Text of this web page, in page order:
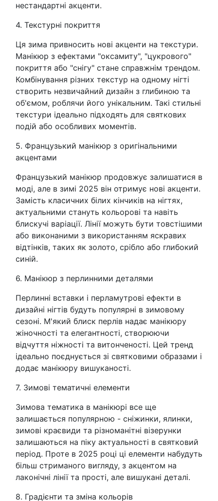
нестандартні акценти.
4. Текстурні покриття
Ця зима привносить нові акценти на текстури.
Манікюр з ефектами "оксамиту", "цукрового"
покриття або "снігу" стане справжнім трендом.
Комбінування різних текстур на одному нігті
створить незвичайний дизайн з глибиною та
об'ємом, роблячи його унікальним. Такі стильні
текстури ідеально підходять для святкових
подій або особливих моментів.
5. Французький манікюр з оригінальними
акцентами
Французький манікюр продовжує залишатися в
моді, але в зимі 2025 він отримує нові акценти.
Замість класичних білих кінчиків на нігтях,
актуальними стануть кольорові та навіть
блискучі варіації. Лінії можуть бути товстішими
або виконаними з використанням яскравих
відтінків, таких як золото, срібло або глибокий
синій.
6. Манікюр з перлинними деталями
Перлинні вставки і перламутрові ефекти в
дизайні нігтів будуть популярні в зимовому
сезоні. М'який блиск перлів надає манікюру
жіночності та елегантності, створюючи
відчуття ніжності та витонченості. Цей тренд
ідеально поєднується зі святковими образами і
додає манікюру вишуканості.
7. Зимові тематичні елементи
Зимова тематика в манікюрі все ще
залишається популярною - сніжинки, ялинки,
зимові краєвиди та різноманітні візерунки
залишаються на піку актуальності в святковий
період. Проте в 2025 році ці елементи набудуть
більш стриманого вигляду, з акцентом на
лаконічні лінії та прості, але вишукані деталі.
8. Градієнти та зміна кольорів